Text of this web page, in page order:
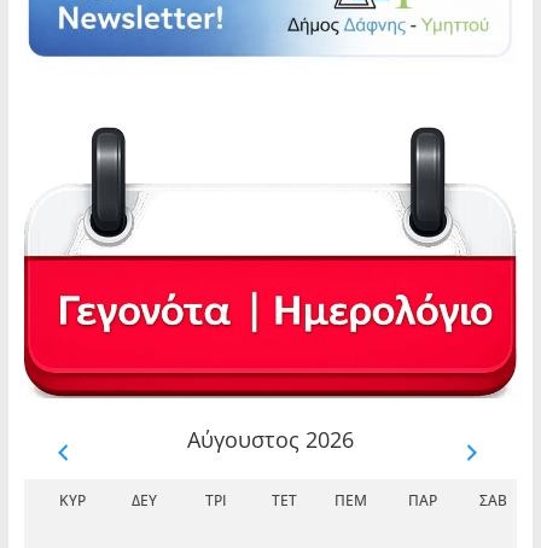
Αύγουστος 2026
ΚΥΡ ΔΕΥ ΤΡΊ ΤΕΤ ΠΈΜ ΠΑΡ ΣΆΒ